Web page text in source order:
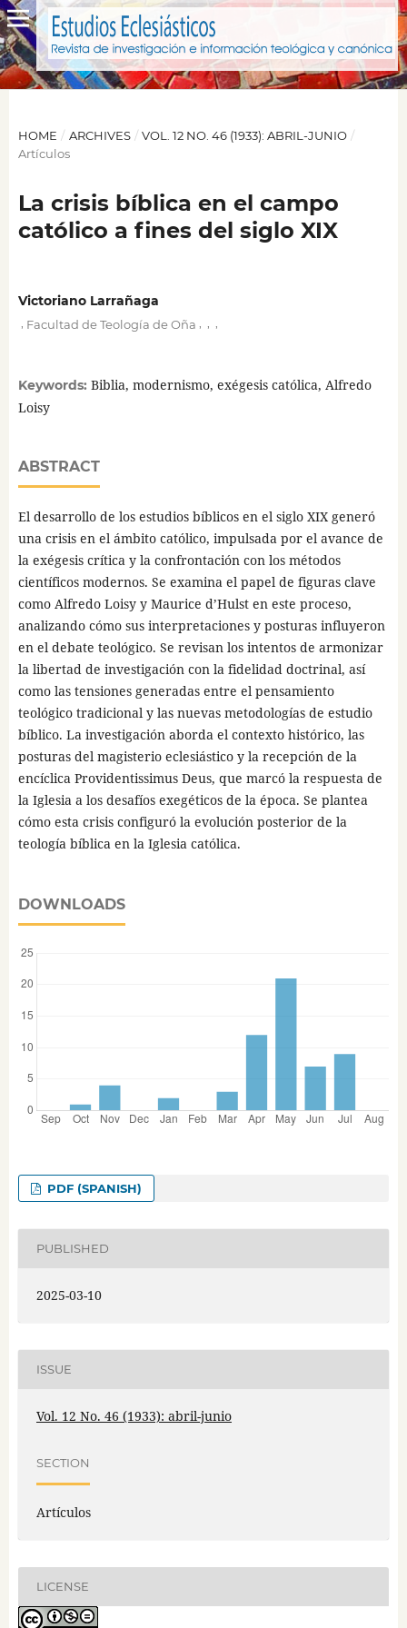
HOME / ARCHIVES / VOL. 12 NO. 46 (1933): ABRIL-JUNIO /
Artículos
La crisis bíblica en el campo
católico a fines del siglo XIX
Victoriano Larrañaga
Facultad de Teología de Oña
Keywords: Biblia, modernismo, exégesis católica, Alfredo
Loisy
ABSTRACT
El desarrollo de los estudios bíblicos en el siglo XIX generó
una crisis en el ámbito católico, impulsada por el avance de
la exégesis crítica y la confrontación con los métodos
científicos modernos. Se examina el papel de figuras clave
como Alfredo Loisy y Maurice d’Hulst en este proceso,
analizando cómo sus interpretaciones y posturas influyeron
en el debate teológico. Se revisan los intentos de armonizar
la libertad de investigación con la fidelidad doctrinal, así
como las tensiones generadas entre el pensamiento
teológico tradicional y las nuevas metodologías de estudio
bíblico. La investigación aborda el contexto histórico, las
posturas del magisterio eclesiástico y la recepción de la
encíclica Providentissimus Deus, que marcó la respuesta de
la Iglesia a los desafíos exegéticos de la época. Se plantea
cómo esta crisis configuró la evolución posterior de la
teología bíblica en la Iglesia católica.
DOWNLOADS
PDF (SPANISH)
PUBLISHED
2025-03-10
ISSUE
Vol. 12 No. 46 (1933): abril-junio
SECTION
Artículos
LICENSE